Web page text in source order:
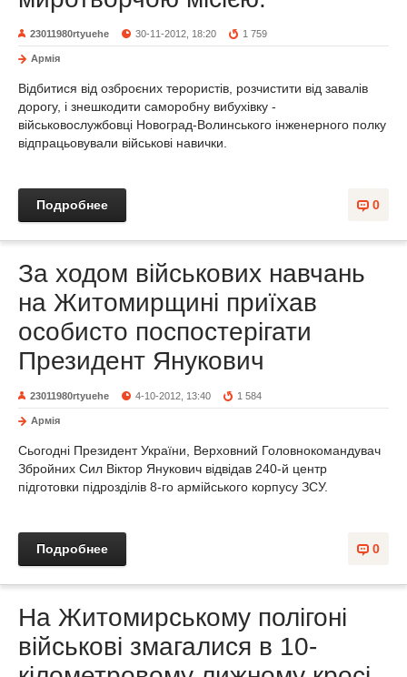
23011980rtyuehe 30-11-2012, 18:20 1 759
Армія
Відбитися від озброєних терористів, розчистити від завалів
дорогу, і знешкодити саморобну вибухівку -
військовослужбовці Новоград-Волинського інженерного полку
відпрацьовували військові навички.
0
Подробнее
За ходом військових навчань
на Житомирщині приїхав
особисто поспостерігати
Президент Янукович
23011980rtyuehe 4-10-2012, 13:40 1 584
Армія
Сьогодні Президент України, Верховний Головнокомандувач
Збройних Сил Віктор Янукович відвідав 240-й центр
підготовки підрозділів 8-го армійського корпусу ЗСУ.
0
Подробнее
На Житомирському полігоні
військові змагалися в 10-